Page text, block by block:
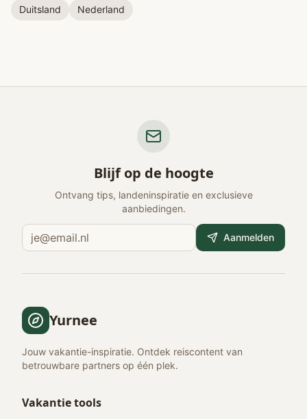
Duitsland Nederland
Blijf op de hoogte
Ontvang tips, landeninspiratie en exclusieve
aanbiedingen.
Aanmelden
Yurnee
Jouw vakantie-inspiratie. Ontdek reiscontent van
betrouwbare partners op één plek.
Vakantie tools